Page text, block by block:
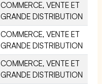
COMMERCE, VENTE ET
GRANDE DISTRIBUTION
COMMERCE, VENTE ET
GRANDE DISTRIBUTION
COMMERCE, VENTE ET
GRANDE DISTRIBUTION